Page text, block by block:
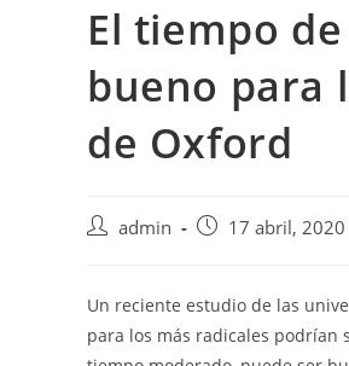
El tiempo
bueno para
de Oxford
admin 17 abril, 2020
Un reciente estudio de las
para los más radicales podrían